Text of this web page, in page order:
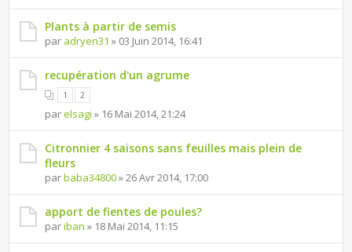
Plants à partir de semis
par adryen31 » 03 Juin 2014, 16:41
recupération d'un agrume
1 2
parelsagi » 16 Mai 2014, 21:24
Citronnier 4 saisons sans feuilles mais plein de
fleurs
parbaba34800» 26 Avr 2014, 17:00
apport de fientes de poules?
pariban » 18 Mai 2014, 11:15